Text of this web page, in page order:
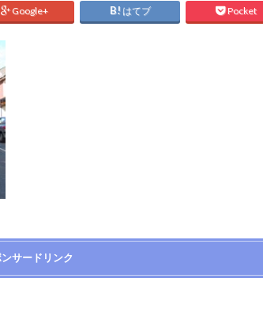
Google+ はてブ Pocket
サードリンク